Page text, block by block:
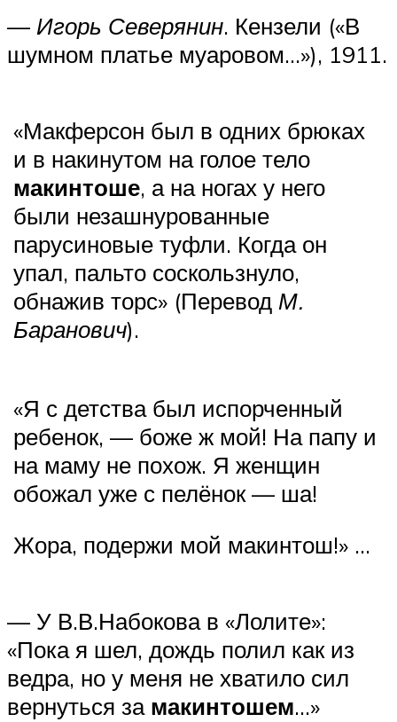
— Игорь Северянин. Кензели («В
шумном платье муаровом…»), 1911.
«Макферсон был в одних брюках
и в накинутом на голое тело
макинтоше, а на ногах у него
были незашнурованные
парусиновые туфли. Когда он
упал, пальто соскользнуло,
обнажив торс» (Перевод М.
Баранович).
«Я с детства был испорченный
ребенок, — боже ж мой! На папу и
на маму не похож. Я женщин
обожал уже с пелёнок — ша!
Жора, подержи мой макинтош!» …
— У В.В.Набокова в «Лолите»:
«Пока я шел, дождь полил как из
ведра, но у меня не хватило сил
вернуться за макинтошем…»